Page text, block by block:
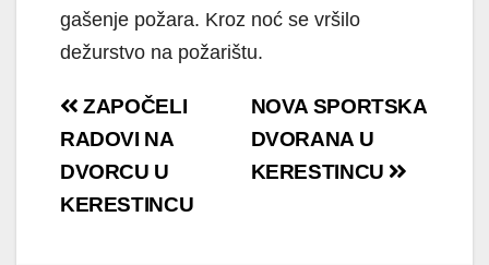
gašenje požara. Kroz noć se vršilo
dežurstvo na požarištu.
Navigacija
objava
NOVA SPORTSKA
DVORANA U
KERESTINCU
ZAPOČELI
RADOVI NA
DVORCU U
KERESTINCU